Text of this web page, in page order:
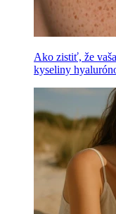
Ako zistiť, že
kyseliny